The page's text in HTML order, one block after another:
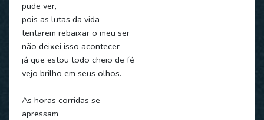
pude ver,
pois as lutas da vida
tentarem rebaixar o meu ser
não deixei isso acontecer
já que estou todo cheio de fé
vejo brilho em seus olhos.
As horas corridas se
apressam